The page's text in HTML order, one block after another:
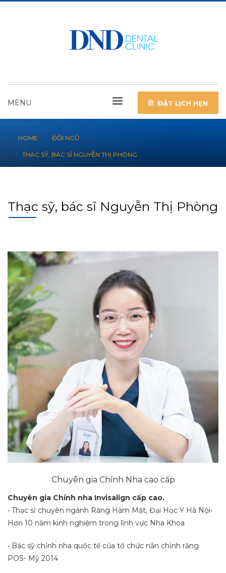
MENU ĐẶT LỊCH HẸN
HOME ĐỘI NGŨ
THẠC SỸ, BÁC SĨ NGUYỄN THỊ PHÒNG
Thạc sỹ, bác sĩ Nguyễn Thị Phòng
Chuyên gia Chỉnh Nha cao cấp
Chuyên gia Chỉnh nha Invisalign cấp cao.
• Thạc sĩ chuyên ngành Răng Hàm Mặt, Đại Học Y Hà Nội•
Hơn 10 năm kinh nghiệm trong lĩnh vực Nha Khoa
• Bác sỹ chỉnh nha quốc tế của tổ chức nắn chỉnh răng
POS- Mỹ 2014